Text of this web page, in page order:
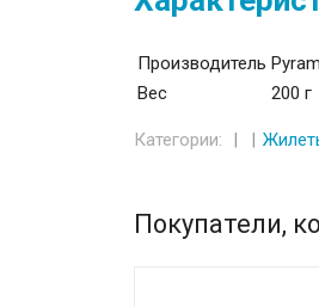
Производитель
Вес
200 г
Категории:
Покупатели,